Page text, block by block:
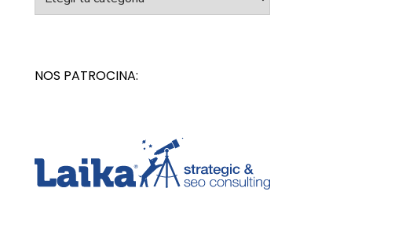
NOS PATROCINA: